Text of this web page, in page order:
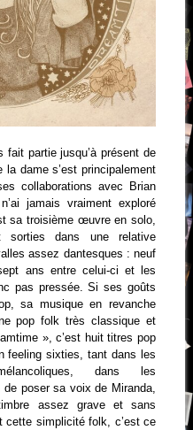
fait partie jusqu’à présent de
dame s’est principalement
collaborations avec Brian
jamais vraiment exploré
sa troisième œuvre en solo,
sorties dans une relative
assez dantesques : neuf
ans entre celui-ci et les
pas pressée. Si ses goûts
sa musique en revanche
pop folk très classique et
», c’est huit titres pop
feeling sixties, tant dans les
dans les
poser sa voix de Miranda,
assez grave et sans
cette simplicité folk, c’est ce